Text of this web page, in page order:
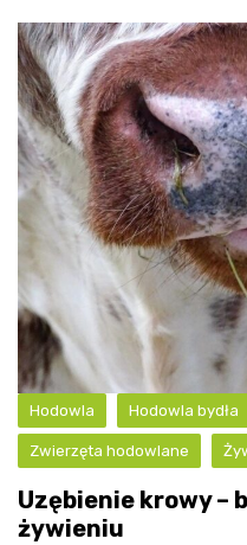
Hodowla Hodowla bydła
Zwierzęta hodowlane
Uzębienie krowy –
żywieniu